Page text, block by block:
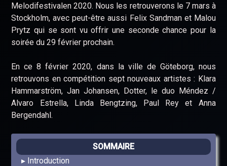
Melodifestivalen 2020. Nous les retrouverons le 7 mars à
Stockholm, avec peut-être aussi Felix Sandman et Malou
Prytz qui se sont vu offrir une seconde chance pour la
soirée du 29 février prochain.
En ce 8 février 2020, dans la ville de Göteborg, nous
retrouvons en compétition sept nouveaux artistes : Klara
Hammarström, Jan Johansen, Dotter, le duo Méndez /
Alvaro Estrella, Linda Bengtzing, Paul Rey et Anna
Bergendahl.
SOMMAIRE
Introduction